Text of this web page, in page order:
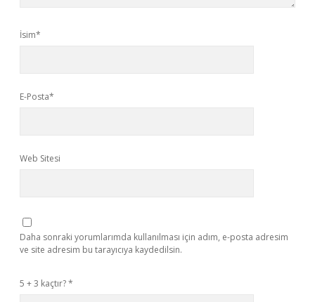
İsim*
E-Posta*
Web Sitesi
Daha sonraki yorumlarımda kullanılması için adım, e-posta adresim
ve site adresim bu tarayıcıya kaydedilsin.
5 + 3 kaçtır?*